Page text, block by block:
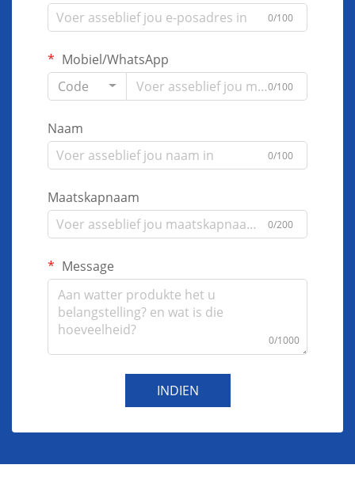
0/100
Mobiel/WhatsApp
Code
0/100
Naam
0/100
Maatskapnaam
0/200
Message
0/1000
INDIEN